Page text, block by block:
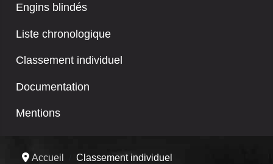
Engins blindés
Liste chronologique
Classement individuel
Documentation
Mentions
Accueil
Classement individuel